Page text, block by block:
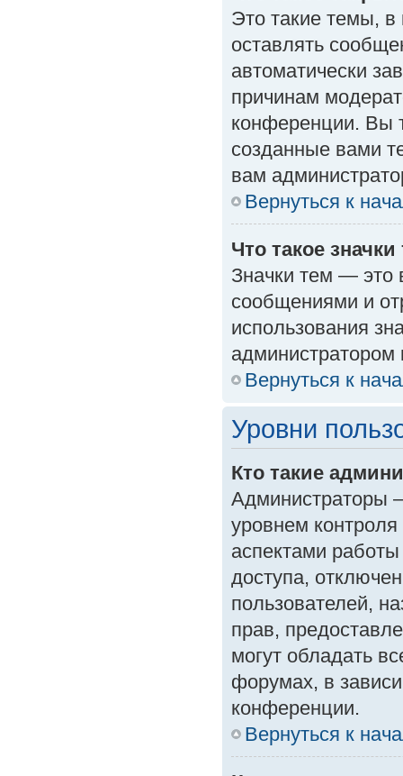
Это такие темы, в
оставлять
автоматически
причинам
конференции. Вы
созданные вами
вам
Вернуться к
Что такое значки
Значки тем — это
сообщениями и
использования
Вернуться к
Уровни
Кто такие
Администраторы
уровнем
аспектами
доступа,
пользователей,
прав,
могут обладать
форумах, в
конференции.
Вернуться к